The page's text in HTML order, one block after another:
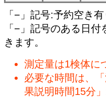
「−」記号:予約空き
「−」記号のある日
きます。
測定量は1検体に
必要な時間は、
果説明時間15分」